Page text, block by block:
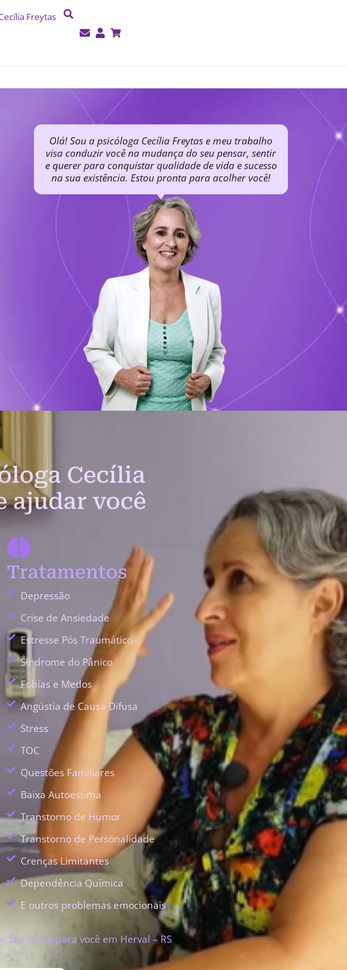
Freytas
Olá! Sou a psicóloga Cecília Freytas e meu trabalho
visa conduzir você na mudança do seu pensar, sentir
e querer para conquistar qualidade de vida e sucesso
na sua existência. Estou pronta para acolher você!
Cecília
ajudar você
Tratamentos
Depressão
Crise de Ansiedade
Estresse Pós Traumático
Síndrome do Pânico
Fobias e Medos
Angústia de Causa Difusa
Stress
TOC
Questões Familiares
Baixa Autoestima
Transtorno de Humor
Transtorno de Personalidade
Crenças Limitantes
Dependência Química
E outros problemas emocionais
Paulo para você em Herval – RS